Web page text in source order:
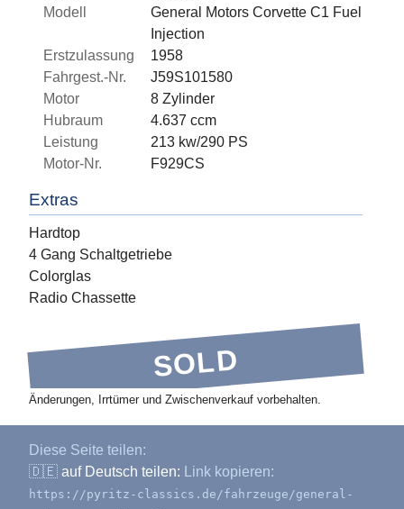
Modell
General Motors Corvette C1 Fuel
Injection
Erstzulassung
1958
Fahrgest.-Nr.
J59S101580
Motor
8 Zylinder
Hubraum
4.637 ccm
Leistung
213 kw/290 PS
Motor-Nr.
F929CS
Extras
Hardtop
4 Gang Schaltgetriebe
Colorglas
Radio Chassette
SOLD
Änderungen, Irrtümer und Zwischenverkauf vorbehalten.
Diese Seite teilen:
🇩🇪 auf Deutsch teilen: Link kopieren:
https://pyritz-classics.de/fahrzeuge/general-